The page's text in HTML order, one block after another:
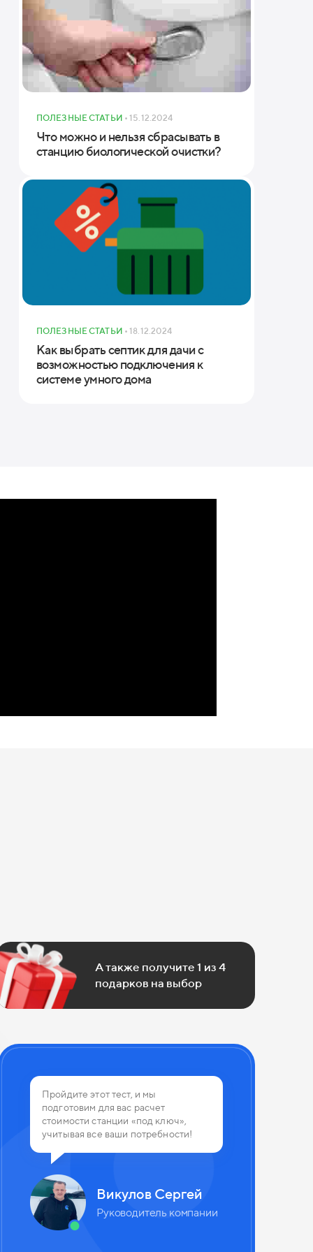
(ШхДхВ)
ПОЛЕЗНЫЕ СТАТЬИ • 15.12.2024
Что можно и нельзя сбрасывать в
станцию биологической очистки?
ПОЛЕЗНЫЕ СТАТЬИ • 18.12.2024
Как выбрать септик для дачи с
возможностью подключения к
системе умного дома
А также получите 1 из 4
подарков на выбор
использовать
Пройдите этот тест, и мы
подготовим для вас расчет
стоимости станции «под ключ»,
учитывая все ваши потребности!
Викулов Сергей
Руководитель компании